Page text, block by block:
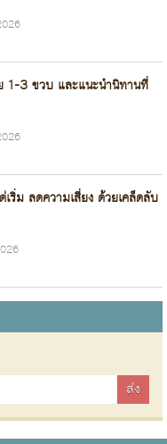
1-3 ขวบ และแนะนำนิทานที่
ริ่ม ลดความเสี่ยง ด้วยเคล็ดลับ